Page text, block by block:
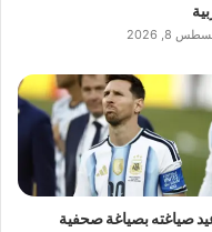
8, 2026
صياغته بصياغة صحفية